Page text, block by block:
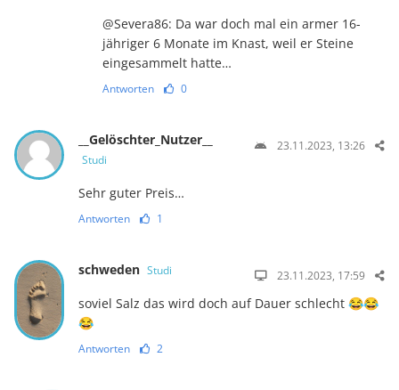
@Severa86: Da war doch mal ein armer 16-
jähriger 6 Monate im Knast, weil er Steine
eingesammelt hatte…
Antworten 0
__Gelöschter_Nutzer__
Studi
23.11.2023, 13:26
Sehr guter Preis…
Antworten 1
schweden Studi 23.11.2023, 17:59
soviel Salz das wird doch auf Dauer schlecht 😂😂
😂
Antworten 2